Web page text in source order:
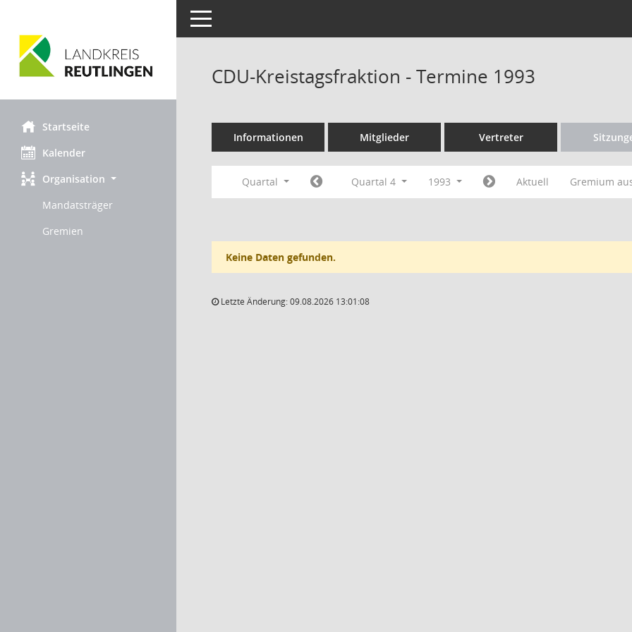
Startseite
Kalender
Organisation
Mandatsträger
Gremien
Toggle navigation
CDU-Kreistagsfraktion - Termine 1993
Informationen Mitglieder Vertreter
Quartal Quartal 4 1993 Aktuell Gremium
Keine Daten gefunden.
Letzte Änderung: 09.08.2026 13:01:08